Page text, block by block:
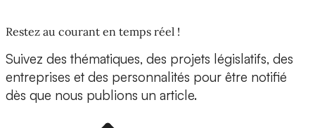
Restez au courant en temps réel !
Suivez des thématiques, des projets législatifs, des
entreprises et des personnalités pour être notifié
dès que nous publions un article.